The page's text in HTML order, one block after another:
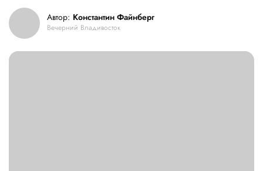
Автор: Константин Файнберг
Вечерний Владивосток